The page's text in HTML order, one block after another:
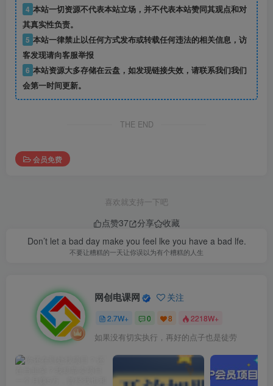
4 本站一切资源不代表本站立场，并不代表本站赞同其观点和对
其真实性负责。
5 本站一律禁止以任何方式发布或转载任何违法的相关信息，访
客发现请向客服举报
6 本站资源大多存储在云盘，如发现链接失效，请联系我们我们
会第一时间更新。
THE END
会员免费
喜欢就支持一下吧
点赞37 分享
收藏
Don’t let a bad day make you feel lke you have a bad lfe.
不要让糟糕的一天让你误以为有个糟糕的人生
网创电课网 关注
2.7W+ 0 8 2218W+
如果没有切实执行，再好的点子也是徒劳